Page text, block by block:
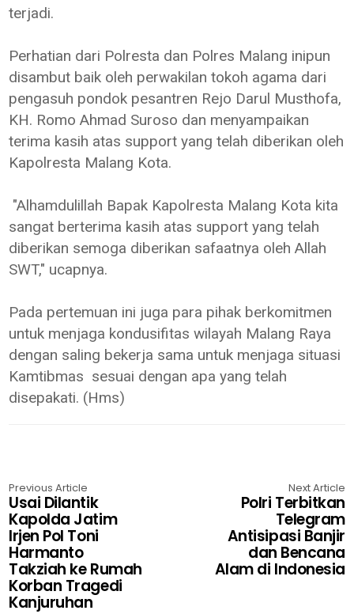
terjadi.
Perhatian dari Polresta dan Polres Malang inipun
disambut baik oleh perwakilan tokoh agama dari
pengasuh pondok pesantren Rejo Darul Musthofa,
KH. Romo Ahmad Suroso dan menyampaikan
terima kasih atas support yang telah diberikan oleh
Kapolresta Malang Kota.
"Alhamdulillah Bapak Kapolresta Malang Kota kita
sangat berterima kasih atas support yang telah
diberikan semoga diberikan safaatnya oleh Allah
SWT," ucapnya.
Pada pertemuan ini juga para pihak berkomitmen
untuk menjaga kondusifitas wilayah Malang Raya
dengan saling bekerja sama untuk menjaga situasi
Kamtibmas sesuai dengan apa yang telah
disepakati. (Hms)
Previous Article
Usai Dilantik
Kapolda Jatim
Irjen Pol Toni
Harmanto
Takziah ke Rumah
Korban Tragedi
Kanjuruhan
Next Article
Polri Terbitkan
Telegram
Antisipasi Banjir
dan Bencana
Alam di Indonesia